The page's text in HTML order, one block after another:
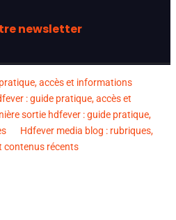
newsletter
accès et informations
: guide pratique, accès et
sortie hdfever : guide pratique,
Hdfever media blog : rubriques,
contenus récents